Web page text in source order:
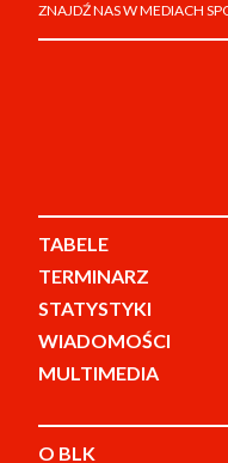
ZNAJDŹ NAS W MEDIACH
TABELE
TERMINARZ
STATYSTYKI
WIADOMOŚCI
MULTIMEDIA
O BLK